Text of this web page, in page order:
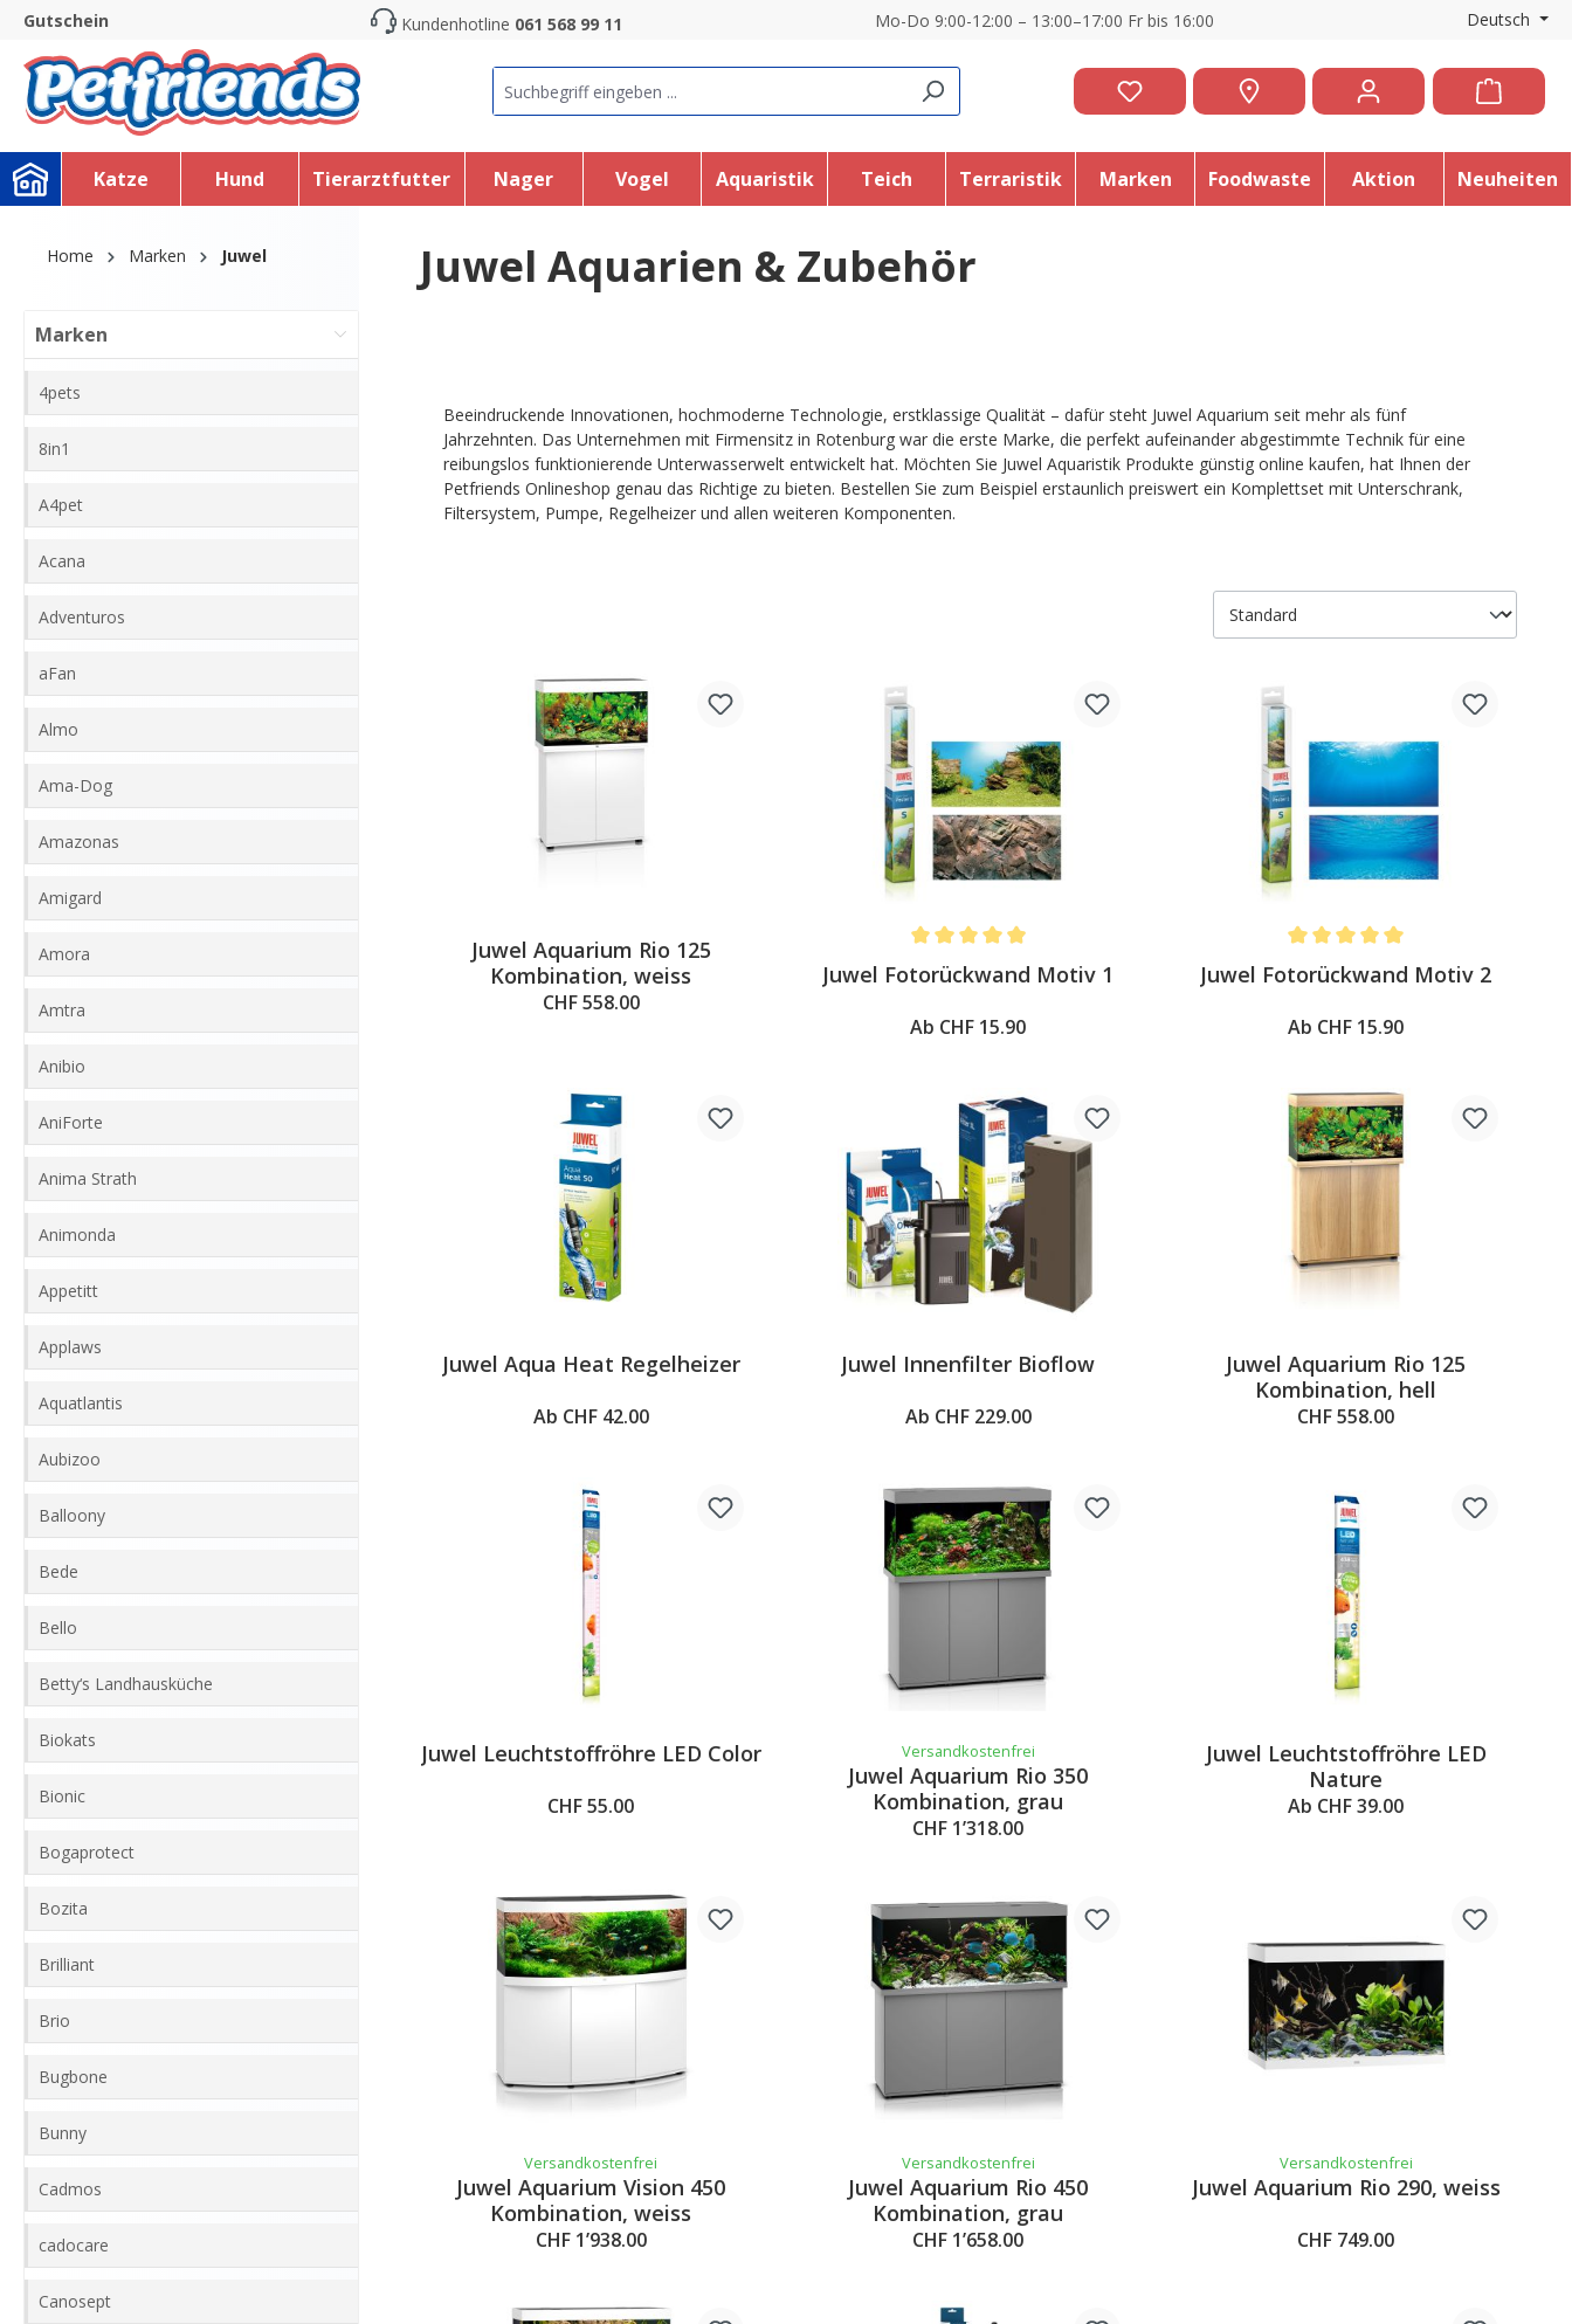
Skip to main navigation
Gutschein Kundenhotline 061 568 99 11 Mo-Do 9:00-12:00 – 13:00–17:00 Fr bis 16:00 Deutsch
Katze Hund Tierarztfutter Nager Vogel Aquaristik Teich Terraristik Marken Foodwaste Aktion Neuheiten
Home Marken Juwel
Marken
4pets
8in1
A4pet
Acana
Adventuros
aFan
Almo
Ama-Dog
Amazonas
Amigard
Amora
Amtra
Anibio
AniForte
Anima Strath
Animonda
Appetitt
Applaws
Aquatlantis
Aubizoo
Balloony
Bede
Bello
Betty‘s Landhausküche
Biokats
Bionic
Bogaprotect
Bozita
Brilliant
Brio
Bugbone
Bunny
Cadmos
cadocare
Canosept
Juwel Aquarien & Zubehör
Beeindruckende Innovationen, hochmoderne Technologie, erstklassige Qualität – dafür steht Juwel Aquarium seit mehr als fünf
Jahrzehnten. Das Unternehmen mit Firmensitz in Rotenburg war die erste Marke, die perfekt aufeinander abgestimmte Technik für eine
reibungslos funktionierende Unterwasserwelt entwickelt hat. Möchten Sie Juwel Aquaristik Produkte günstig online kaufen, hat Ihnen der
Petfriends Onlineshop genau das Richtige zu bieten. Bestellen Sie zum Beispiel erstaunlich preiswert ein Komplettset mit Unterschrank,
Filtersystem, Pumpe, Regelheizer und allen weiteren Komponenten.
Juwel Aquarium Rio 125
Kombination, weiss
CHF 558.00
Average rating of 4.8 out of 5 stars
Juwel Fotorückwand Motiv 1
Ab CHF 15.90
Average rating of 5 out of 5 stars
Juwel Fotorückwand Motiv 2
Ab CHF 15.90
Juwel Aqua Heat Regelheizer
Ab CHF 42.00
Juwel Innenfilter Bioflow
Ab CHF 229.00
Juwel Aquarium Rio 125
Kombination, hell
CHF 558.00
Juwel Leuchtstoffröhre LED Color
CHF 55.00
Versandkostenfrei
Juwel Aquarium Rio 350
Kombination, grau
CHF 1’318.00
Juwel Leuchtstoffröhre LED
Nature
Ab CHF 39.00
Versandkostenfrei
Juwel Aquarium Vision 450
Kombination, weiss
CHF 1’938.00
Versandkostenfrei
Juwel Aquarium Rio 450
Kombination, grau
CHF 1’658.00
Versandkostenfrei
Juwel Aquarium Rio 290, weiss
CHF 749.00